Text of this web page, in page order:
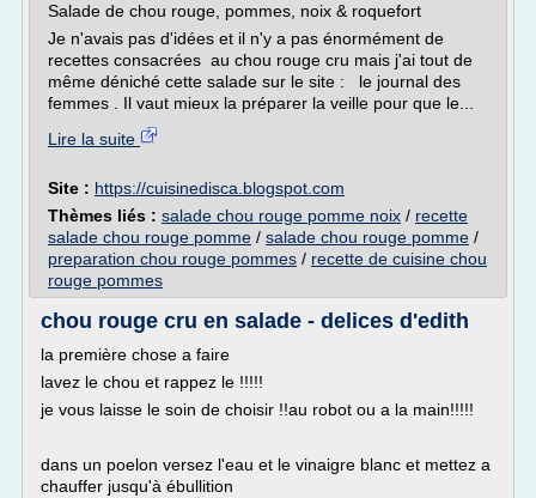
Salade de chou rouge, pommes, noix & roquefort
Je n'avais pas d'idées et il n'y a pas énormément de
recettes consacrées au chou rouge cru mais j'ai tout de
même déniché cette salade sur le site : le journal des
femmes . Il vaut mieux la préparer la veille pour que le...
Lire la suite
Site : https://cuisinedisca.blogspot.com
Thèmes liés : salade chou rouge pomme noix / recette
salade chou rouge pomme / salade chou rouge pomme /
preparation chou rouge pommes / recette de cuisine chou
rouge pommes
chou rouge cru en salade - delices d'edith
la première chose a faire
lavez le chou et rappez le !!!!!
je vous laisse le soin de choisir !!au robot ou a la main!!!!!
dans un poelon versez l'eau et le vinaigre blanc et mettez a
chauffer jusqu'à ébullition